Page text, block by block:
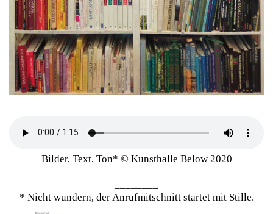
Bilder, Text, Ton* © Kunsthalle Below 2020
* Nicht wundern, der Anrufmitschnitt startet mit Stille.